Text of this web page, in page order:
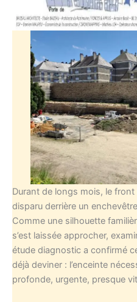
Durant de longs mois, le
disparu derrière un
Comme une silhouette
s’est laissée approcher,
étude diagnostic a confirmé
déjà deviner : l’enceinte
profonde, urgente, presque